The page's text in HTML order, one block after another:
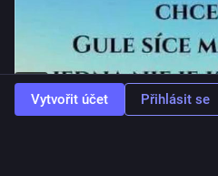
ALT
Vytvořit účet Přihlásit se